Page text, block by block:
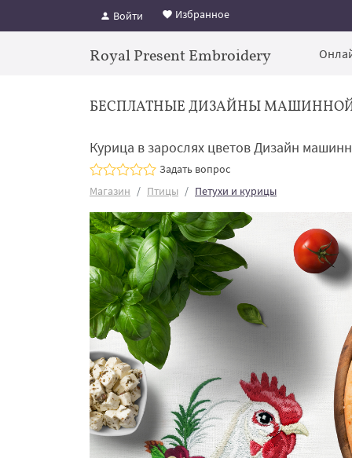
Войти Избранное
Royal Present Embroidery
БЕСПЛАТНЫЕ ДИЗАЙНЫ
Курица в зарослях цветов Дизайн
Задать вопрос
Магазин
Птицы Петухи и курицы